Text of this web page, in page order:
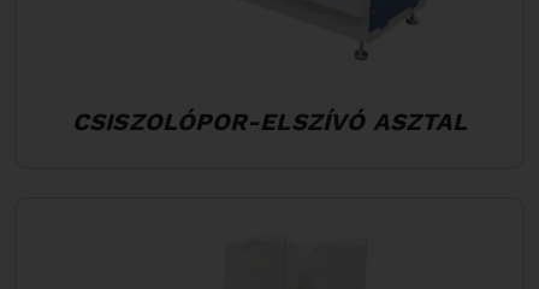
CSISZOLÓPOR-ELSZÍVÓ ASZTAL